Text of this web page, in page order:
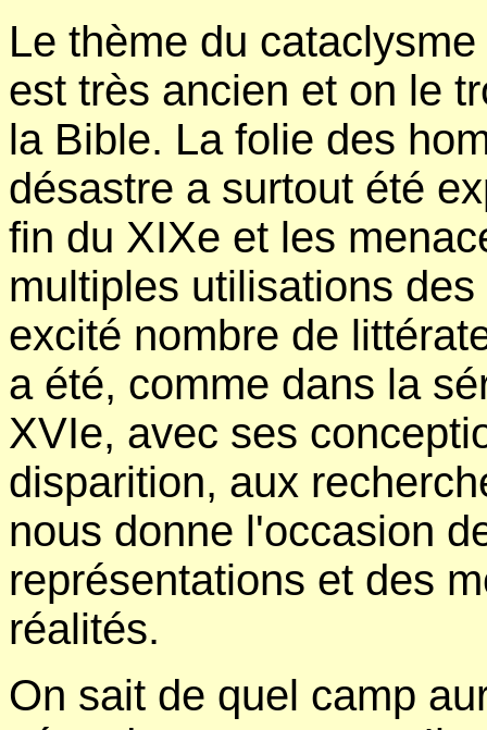
Le thème du
est très ancien et on le
la Bible. La folie des
désastre a surtout été
fin du XIXe et les
multiples utilisations
excité nombre de
a été, comme dans la
XVIe, avec ses
disparition, aux
nous donne l'occasion
représentations et des
réalités.
On sait de quel camp